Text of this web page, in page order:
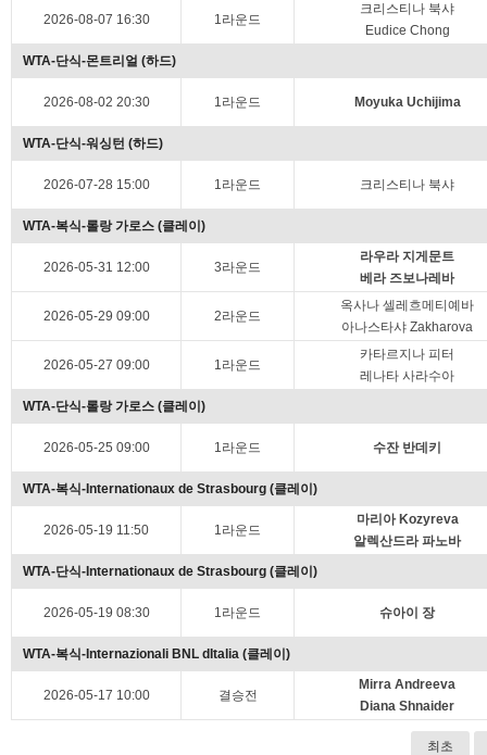
2026-08-07 16:30 1라운드
크리스티나 북샤
Eudice Chong
WTA-단식-몬트리얼 (하드)
2026-08-02 20:30 1라운드 Moyuka Uchijima
WTA-단식-워싱턴 (하드)
2026-07-28 15:00 1라운드 크리스티나 북샤
WTA-복식-롤랑 가로스 (클레이)
2026-05-31 12:00 3라운드
라우라 지게문트
베라 즈보나레바
2026-05-29 09:00 2라운드
옥사나 셀레흐메티예바
아나스타샤 Zakharova
2026-05-27 09:00 1라운드
카타르지나 피터
레나타 사라수아
WTA-단식-롤랑 가로스 (클레이)
2026-05-25 09:00 1라운드 수잔 반데키
WTA-복식-Internationaux de Strasbourg (클레이)
2026-05-19 11:50 1라운드
마리아 Kozyreva
알렉산드라 파노바
WTA-단식-Internationaux de Strasbourg (클레이)
2026-05-19 08:30 1라운드 슈아이 장
WTA-복식-Internazionali BNL dItalia (클레이)
2026-05-17 10:00 결승전
Mirra Andreeva
Diana Shnaider
최초